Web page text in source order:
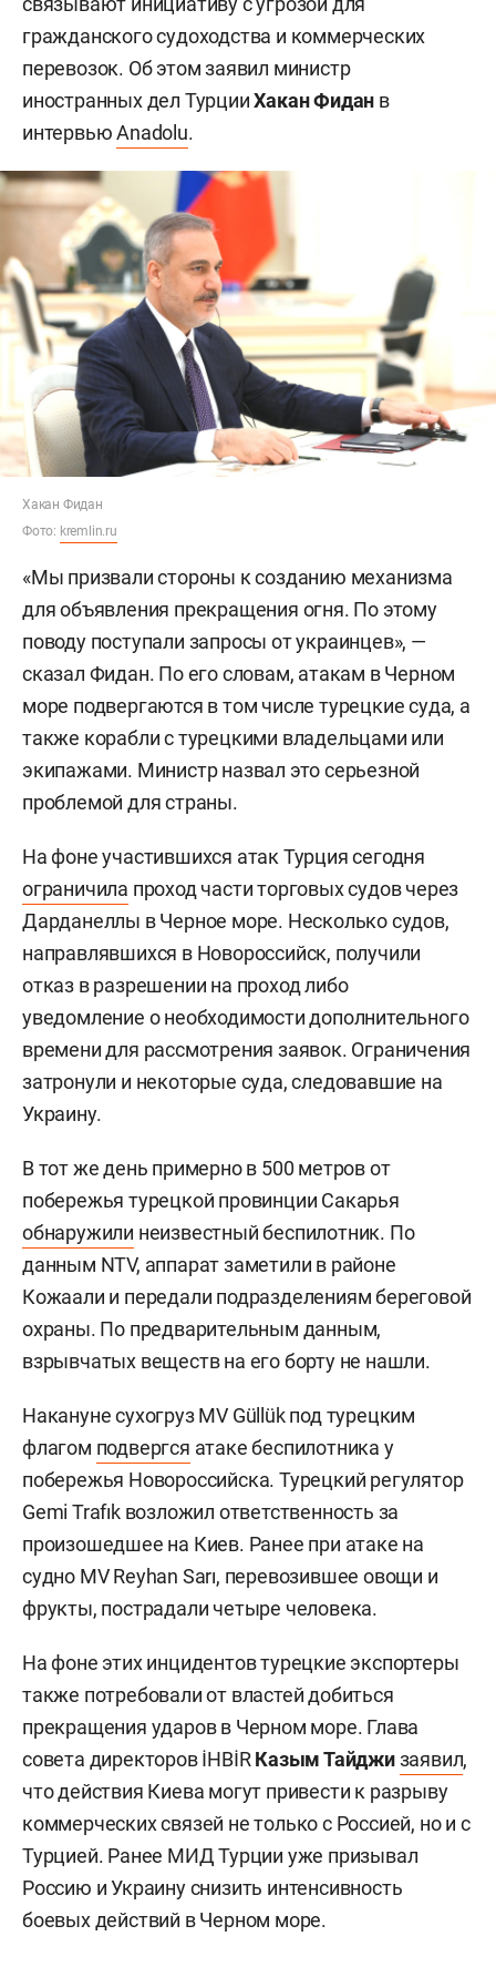
гражданского судоходства и коммерческих
перевозок. Об этом заявил министр
иностранных дел ТурцииХакан Фидан в
интервьюAnadolu.
Хакан Фидан
Фото: kremlin.ru
«Мы призвали стороны к созданию механизма
для объявления прекращения огня. По этому
поводу поступали запросы от украинцев», —
сказал Фидан. По его словам, атакам в Черном
море подвергаются в том числе турецкие суда, а
также корабли с турецкими владельцами или
экипажами. Министр назвал это серьезной
проблемой для страны.
На фоне участившихся атак Турция сегодня
ограничила проход части торговых судов через
Дарданеллы в Черное море. Несколько судов,
направлявшихся в Новороссийск, получили
отказ в разрешении на проход либо
уведомление о необходимости дополнительного
времени для рассмотрения заявок. Ограничения
затронули и некоторые суда, следовавшие на
Украину.
В тот же день примерно в 500 метров от
побережья турецкой провинции Сакарья
обнаружили неизвестный беспилотник. По
данным NTV, аппарат заметили в районе
Кожаали и передали подразделениям береговой
охраны. По предварительным данным,
взрывчатых веществ на его борту не нашли.
Накануне сухогруз MV Güllük под турецким
флагом подвергся атаке беспилотника у
побережья Новороссийска. Турецкий регулятор
Gemi Trafık возложил ответственность за
произошедшее на Киев. Ранее при атаке на
судно MV Reyhan Sarı, перевозившее овощи и
фрукты, пострадали четыре человека.
На фоне этих инцидентов турецкие экспортеры
также потребовали от властей добиться
прекращения ударов в Черном море. Глава
совета директоров İHBİRКазым Тайджизаявил,
что действия Киева могут привести к разрыву
коммерческих связей не только с Россией, но и с
Турцией. Ранее МИД Турции уже призывал
Россию и Украину снизить интенсивность
боевых действий в Черном море.